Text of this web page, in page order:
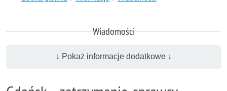
Wiadomości
↓ Pokaż informacje dodatkowe ↓